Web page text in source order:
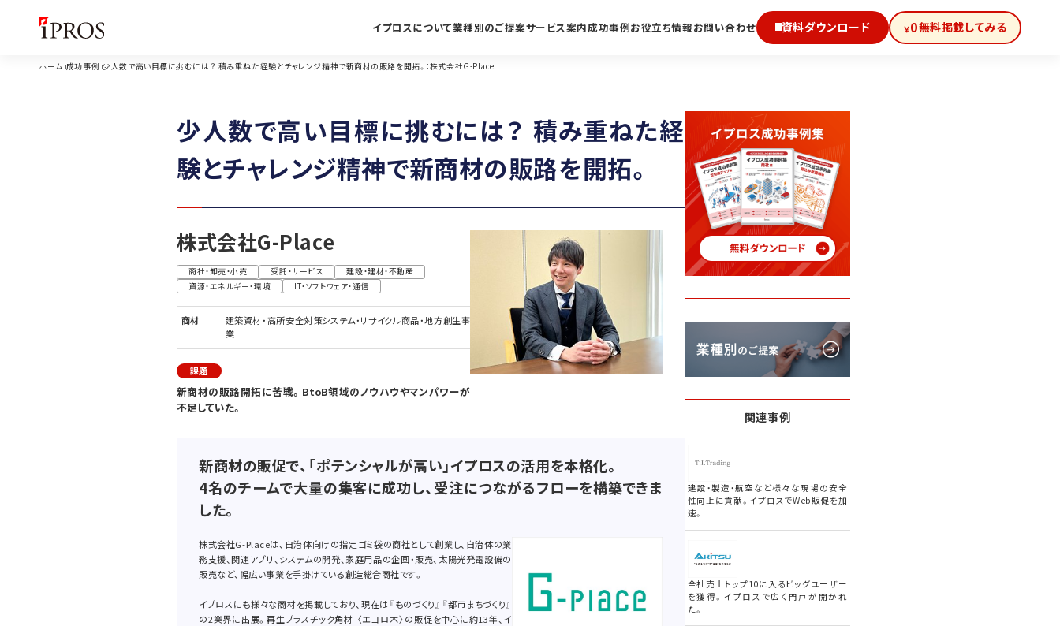
イプロスについて業種別のご提案サービス案内成功事例お役立ち情報お問い合わせ 資料ダウンロード ￥0無料掲載してみる
ホーム 成功事例 少人数で高い目標に挑むには？ 積み重ねた経験とチャレンジ精神で新商材の販路を開拓。：株式会社G-Place
少人数で高い目標に挑むには？ 積み重ねた経
験とチャレンジ精神で新商材の販路を開拓。
株式会社G-Place
商社・卸売・小売 受託・サービス
建設・建材・不動産
資源・エネルギー・環境
IT・ソフトウェア・通信
商材
建築資材・高所安全対策システム・リサイクル商品・地方創生事
業
課題
新商材の販路開拓に苦戦。BtoB領域のノウハウやマンパワーが
不足していた。
新商材の販促で、「ポテンシャルが高い」イプロスの活用を本格化。
4名のチームで大量の集客に成功し、受注につながるフローを構築できま
した。
株式会社G-Placeは、自治体向けの指定ゴミ袋の商社として創業し、自治体の業
務支援、関連アプリ、システムの開発、家庭用品の企画・販売、太陽光発電設備の
販売など、幅広い事業を手掛けている創造総合商社です。
イプロスにも様々な商材を掲載しており、現在は『ものづくり』『都市まちづくり』
の2業界に出展。再生プラスチック角材 〈エコロ木〉の販促を中心に約13年、イ
関連事例
建設・製造・航空など様々な現場の安全
性向上に貢献。イプロスでWeb販促を加
速。
全社売上トップ10に入るビッグユーザー
を獲得。イプロスで広く門戸が開かれ
た。